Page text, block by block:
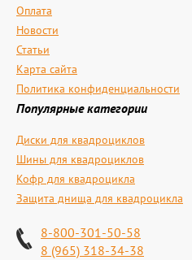
Оплата
Новости
Статьи
Карта сайта
Политика конфиденциальности
Популярные категории
Диски для квадроциклов
Шины для квадроциклов
Кофр для квадроцикла
Защита днища для квадроцикла
8-800-301-50-58
8 (965) 318-34-38